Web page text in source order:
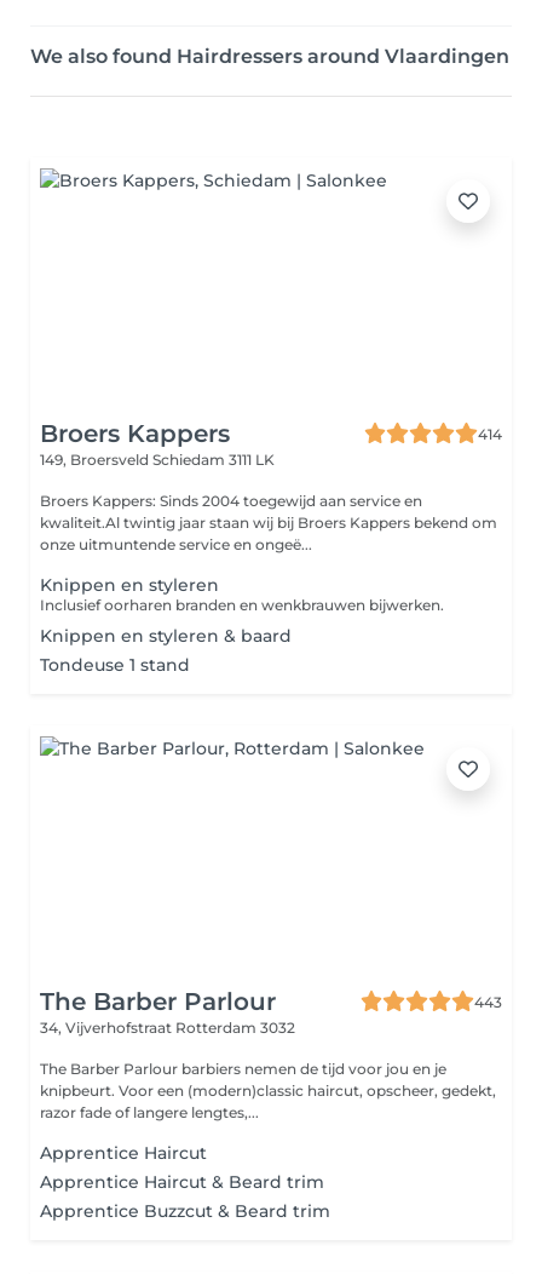
We also found Hairdressers around Vlaardingen
Broers Kappers
414
149, Broersveld Schiedam 3111 LK
Broers Kappers: Sinds 2004 toegewijd aan service en
kwaliteit.Al twintig jaar staan wij bij Broers Kappers bekend om
onze uitmuntende service en ongeë...
Knippen en styleren
Inclusief oorharen branden en wenkbrauwen bijwerken.
Knippen en styleren & baard
Tondeuse 1 stand
The Barber Parlour
443
34, Vijverhofstraat Rotterdam 3032
The Barber Parlour barbiers nemen de tijd voor jou en je
knipbeurt. Voor een (modern)classic haircut, opscheer, gedekt,
razor fade of langere lengtes,...
Apprentice Haircut
Apprentice Haircut & Beard trim
Apprentice Buzzcut & Beard trim